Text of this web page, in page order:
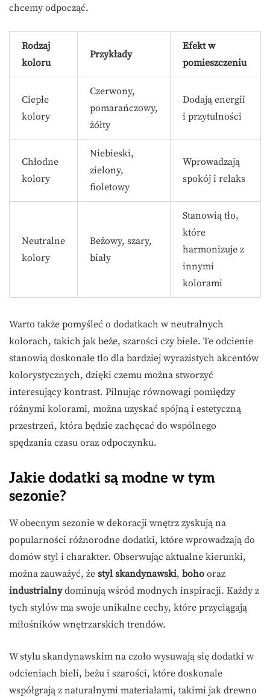
chcemy odpocząć.
Rodzaj
koloru
Przykłady
Efekt w
pomieszczeniu
Ciepłe
kolory
Czerwony,
pomarańczowy,
żółty
Dodają energii
i przytulności
Chłodne
kolory
Niebieski,
zielony,
fioletowy
Wprowadzają
spokój i relaks
Neutralne
kolory
Beżowy, szary,
biały
Stanowią tło,
które
harmonizuje z
innymi
kolorami
Warto także pomyśleć o dodatkach w neutralnych
kolorach, takich jak beże, szarości czy biele. Te odcienie
stanowią doskonałe tło dla bardziej wyrazistych akcentów
kolorystycznych, dzięki czemu można stworzyć
interesujący kontrast. Pilnując równowagi pomiędzy
różnymi kolorami, można uzyskać spójną i estetyczną
przestrzeń, która będzie zachęcać do wspólnego
spędzania czasu oraz odpoczynku.
Jakie dodatki są modne w tym
sezonie?
W obecnym sezonie w dekoracji wnętrz zyskują na
popularności różnorodne dodatki, które wprowadzają do
domów styl i charakter. Obserwując aktualne kierunki,
można zauważyć, że styl skandynawski, boho oraz
industrialnydominują wśród modnych inspiracji. Każdy z
tych stylów ma swoje unikalne cechy, które przyciągają
miłośników wnętrzarskich trendów.
W stylu skandynawskim na czoło wysuwają się dodatki w
odcieniach bieli, beżu i szarości, które doskonale
współgrają z naturalnymi materiałami, takimi jak drewno